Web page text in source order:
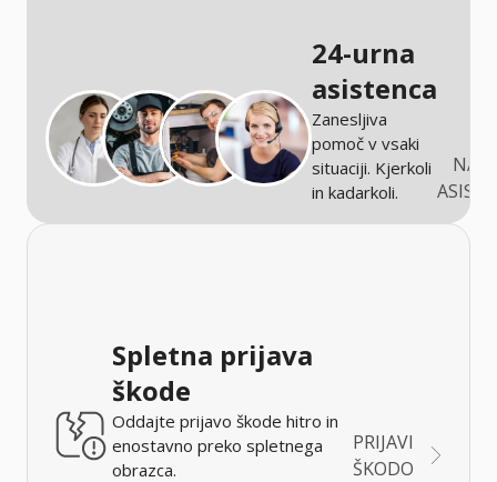
24-urna
asistenca
Zanesljiva
pomoč v vsaki
situaciji. Kjerkoli
in kadarkoli.
Spletna prijava
škode
Oddajte prijavo škode hitro in
enostavno preko spletnega
obrazca.
PRIJAVI
ŠKODO